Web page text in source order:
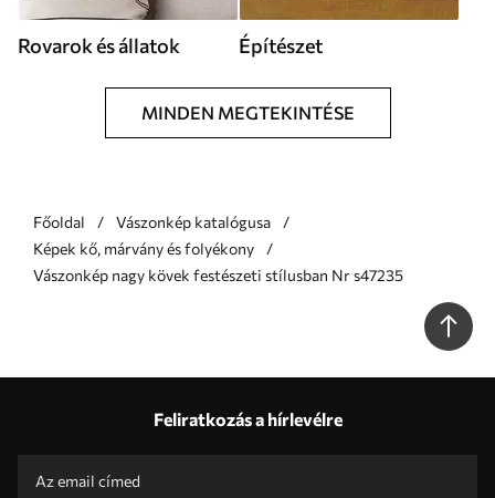
Rovarok és állatok Építészet
MINDEN MEGTEKINTÉSE
Főoldal
Vászonkép katalógusa
Képek kő, márvány és folyékony
Vászonkép nagy kövek festészeti stílusban Nr s47235
Feliratkozás a hírlevélre